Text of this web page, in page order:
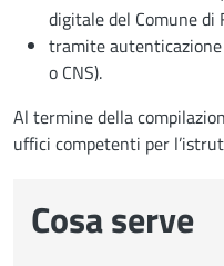
digitale del Comune di
tramite autenticazione
o CNS).
Al termine della
uffici competenti per
Cosa serve